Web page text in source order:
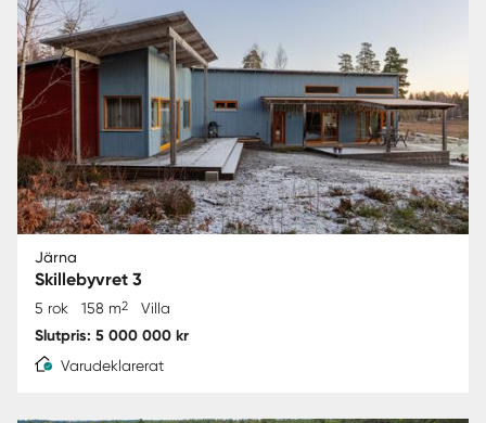
Järna
Skillebyvret 3
5 rok 158 m2 Villa
Slutpris: 5 000 000 kr
Varudeklarerat